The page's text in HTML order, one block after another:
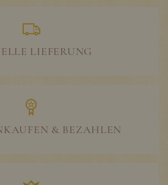
LIEFERUNG
& BEZAHLEN